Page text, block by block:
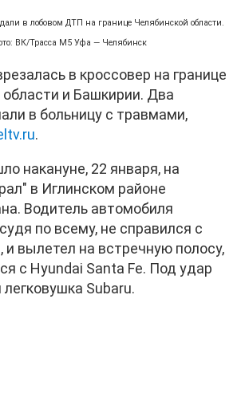
в лобовом ДТП на границе Челябинской области.
ВК/Трасса М5 Уфа — Челябинск
в кроссовер на границе
и Башкирии. Два
в больницу с травмами,
.
накануне, 22 января, на
в Иглинском районе
Водитель автомобиля
по всему, не справился с
и вылетел на встречную полосу,
с Hyundai Santa Fe. Под удар
Subaru.